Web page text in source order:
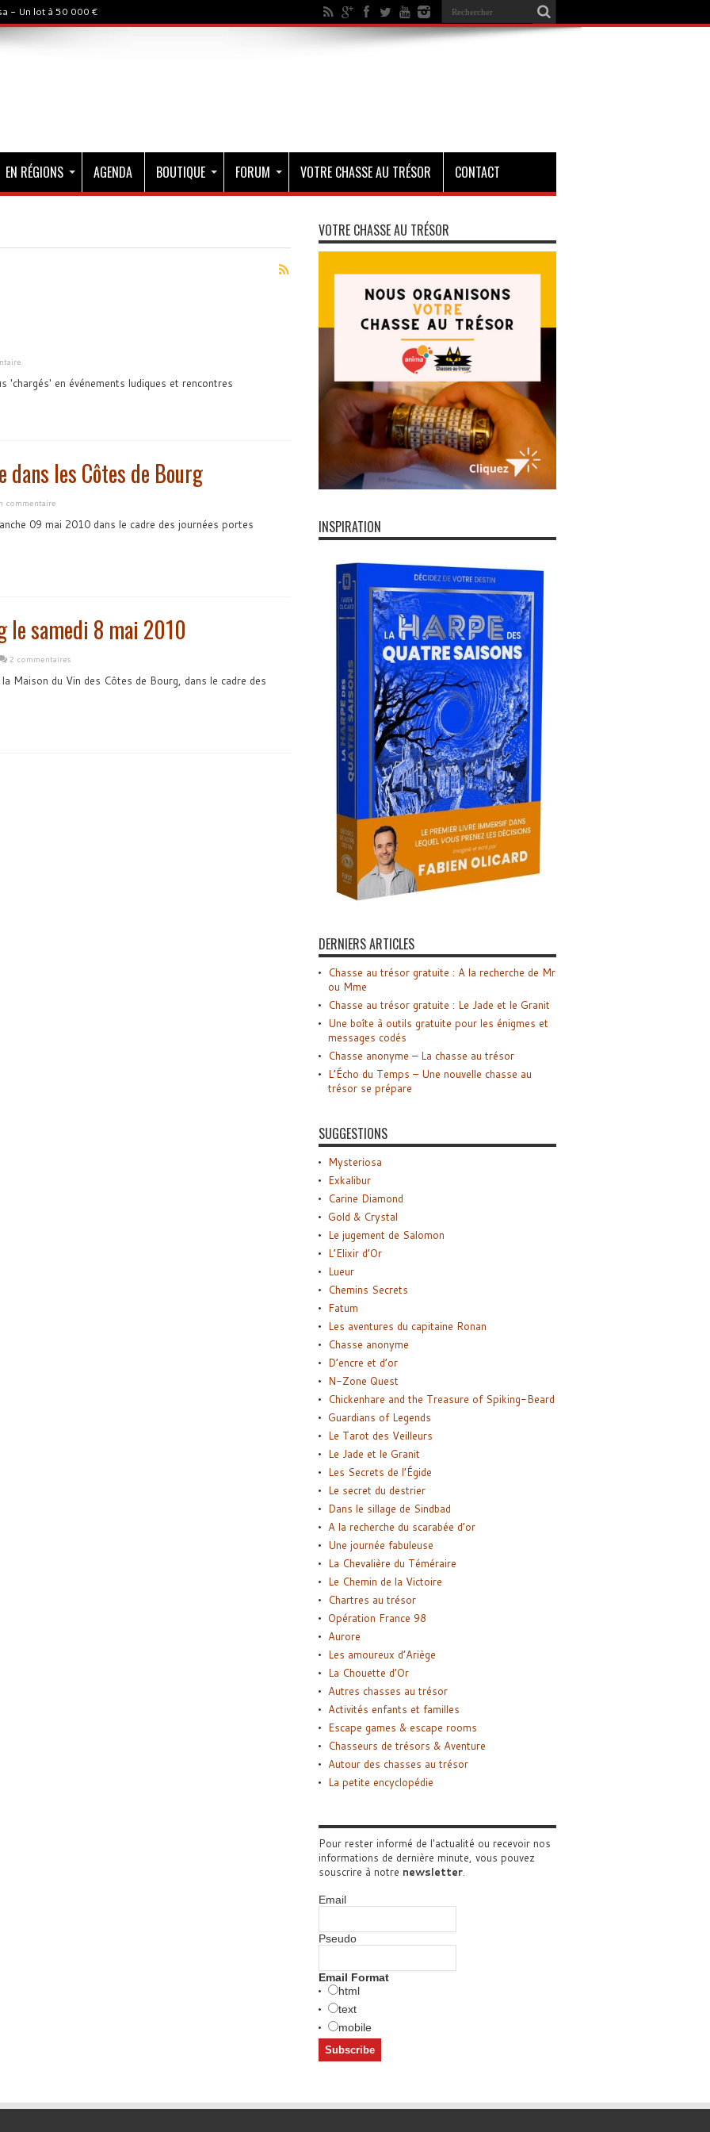
- Un lot à 50 000 €
EN RÉGIONS AGENDA BOUTIQUE FORUM VOTRE CHASSE AU TRÉSOR CONTACT
'chargés' en événements ludiques et rencontres
dans les Côtes de Bourg
commentaire
09 mai 2010 dans le cadre des journées portes
le samedi 8 mai 2010
2 commentaires
Maison du Vin des Côtes de Bourg, dans le cadre des
VOTRE CHASSE AU TRÉSOR
INSPIRATION
DERNIERS ARTICLES
Chasse au trésor gratuite : A la recherche de Mr
ou Mme
Chasse au trésor gratuite : Le Jade et le Granit
Une boîte à outils gratuite pour les énigmes et
messages codés
Chasse anonyme – La chasse au trésor
L’Écho du Temps – Une nouvelle chasse au
trésor se prépare
SUGGESTIONS
Mysteriosa
Exkalibur
Carine Diamond
Gold & Crystal
Le jugement de Salomon
L’Elixir d’Or
Lueur
Chemins Secrets
Fatum
Les aventures du capitaine Ronan
Chasse anonyme
D’encre et d’or
N-Zone Quest
Chickenhare and the Treasure of Spiking-Beard
Guardians of Legends
Le Tarot des Veilleurs
Le Jade et le Granit
Les Secrets de l’Égide
Le secret du destrier
Dans le sillage de Sindbad
A la recherche du scarabée d’or
Une journée fabuleuse
La Chevalière du Téméraire
Le Chemin de la Victoire
Chartres au trésor
Opération France 98
Aurore
Les amoureux d’Ariège
La Chouette d’Or
Autres chasses au trésor
Activités enfants et familles
Escape games & escape rooms
Chasseurs de trésors & Aventure
Autour des chasses au trésor
La petite encyclopédie
Pour rester informé de l'actualité ou recevoir nos
informations de dernière minute, vous pouvez
souscrire à notre newsletter.
Email
Pseudo
Email Format
html
text
mobile